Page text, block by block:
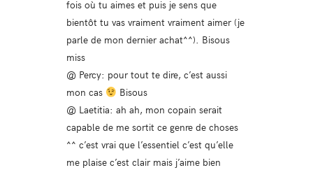
fois où tu aimes et puis je sens que
bientôt tu vas vraiment vraiment aimer (je
parle de mon dernier achat^^). Bisous
miss
@ Percy: pour tout te dire, c’est aussi
mon cas
Bisous
@ Laetitia: ah ah, mon copain serait
capable de me sortit ce genre de choses
^^ c’est vrai que l’essentiel c’est qu’elle
me plaise c’est clair mais j’aime bien